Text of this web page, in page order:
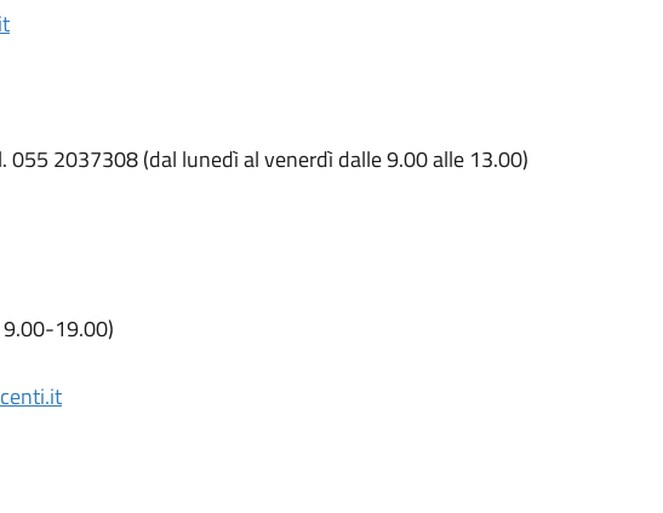
2037308 (dal lunedì al venerdì dalle 9.00 alle 13.00)
19.00)